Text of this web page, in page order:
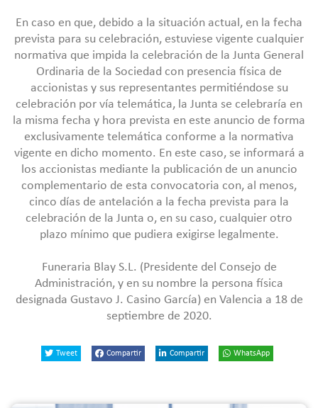
En caso en que, debido a la situación actual, en la fecha
prevista para su celebración, estuviese vigente cualquier
normativa que impida la celebración de la Junta General
Ordinaria de la Sociedad con presencia física de
accionistas y sus representantes permitiéndose su
celebración por vía telemática, la Junta se celebraría en
la misma fecha y hora prevista en este anuncio de forma
exclusivamente telemática conforme a la normativa
vigente en dicho momento. En este caso, se informará a
los accionistas mediante la publicación de un anuncio
complementario de esta convocatoria con, al menos,
cinco días de antelación a la fecha prevista para la
celebración de la Junta o, en su caso, cualquier otro
plazo mínimo que pudiera exigirse legalmente.
Funeraria Blay S.L. (Presidente del Consejo de
Administración, y en su nombre la persona física
designada Gustavo J. Casino García) en Valencia a 18 de
septiembre de 2020.
Tweet Compartir Compartir WhatsApp